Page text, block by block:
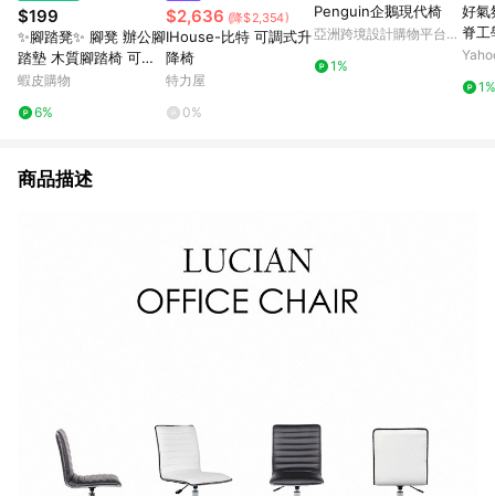
$199
✨腳踏凳✨ 腳凳 辦公腳
踏墊 木質腳踏椅 可調
腳凳 三段式調整 腳底
發墊腳板 桌上收納架
蝦皮購物
6%
$2,636 (降$2,354)
IHouse-比特 可調式升
降椅
特力屋
0%
Penguin企鵝現代椅
亞洲跨境設計購物平台
1%
好氣
脊工
1%
商品描述